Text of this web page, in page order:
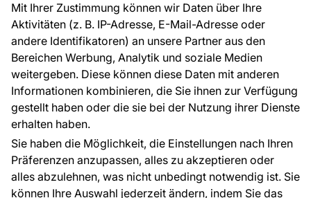
Mit Ihrer Zustimmung können wir Daten über Ihre
Aktivitäten (z. B. IP-Adresse, E-Mail-Adresse oder
andere Identifikatoren) an unsere Partner aus den
Bereichen Werbung, Analytik und soziale Medien
weitergeben. Diese können diese Daten mit anderen
Informationen kombinieren, die Sie ihnen zur Verfügung
gestellt haben oder die sie bei der Nutzung ihrer Dienste
erhalten haben.
Sie haben die Möglichkeit, die Einstellungen nach Ihren
Präferenzen anzupassen, alles zu akzeptieren oder
alles abzulehnen, was nicht unbedingt notwendig ist. Sie
können Ihre Auswahl jederzeit ändern, indem Sie das
EU-Projekte
Ratschläge und Tipps
FAQ
Kontakt
Haben Sie Fragen? Wir helfen Ihnen gerne weiter
und beraten Sie persönlich.
+49 781 95633072
service@tapeteneshop.de